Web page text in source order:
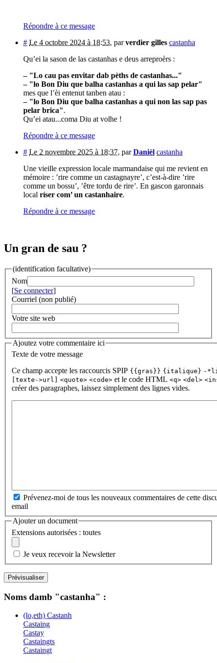
Répondre à ce message
# Le 4 octobre 2024 à 18:53, parverdier gilles castanha
Qu’ei la sason de las castanhas e deus arreproèrs :
– "Lo cau pas envitar dab pèths de castanhas..."
– "lo Bon Diu que balha castanhas a qui las sap pelar"
mes que l’èi entenut tanben atau :
– "lo Bon Diu que balha castanhas a qui non las sap pas
pelar brica".
Qu’ei atau...coma Diu at volhe !
Répondre à ce message
# Le 2 novembre 2025 à 18:37, parDanièl castanha
Une vieille expression locale marmandaise qui me revient en
mémoire : ’rire comme un castagnayre’, c’est-à-dire ’rire
comme un bossu’, ’être tordu de rire’. En gascon garonnais
local ríser com’ un castanhaire.
Répondre à ce message
Un gran de sau ?
(identification facultative)
Nom
[Se connecter]
Courriel (non publié)
Votre site web
Ajoutez votre commentaire ici
Texte de votre message
Ce champ accepte les raccourcis SPIP {{gras}} {italique} -
[texte->url]
<quote> <code> et le code HTML <q> <del>
créer des paragraphes, laissez simplement des lignes vides.
Prévenez-moi de tous les nouveaux commentaires de cette
email
Ajouter un document
Extensions autorisées : toutes
Je veux recevoir la Newsletter
Noms damb "castanha" :
(lo,eth) Castanh
Castaing
Castay
Castaingts
Castaingt